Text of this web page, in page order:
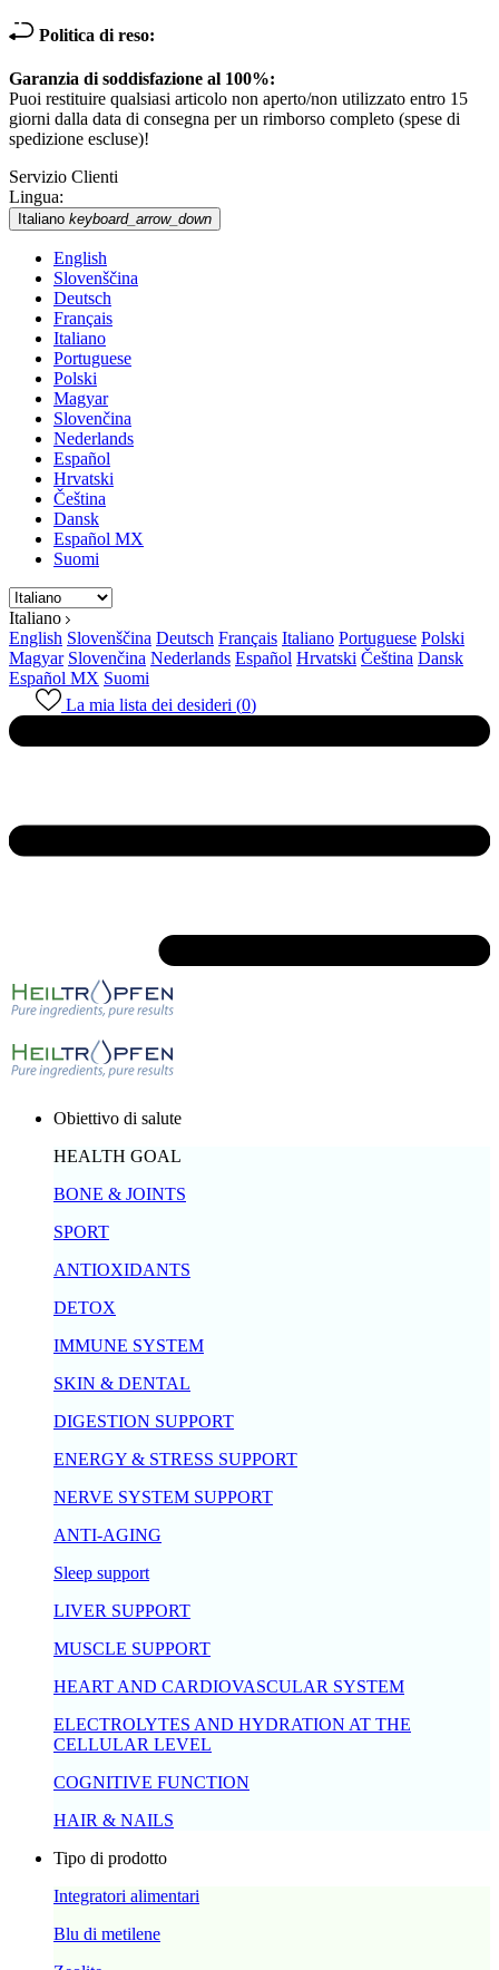
Politica di reso:
Garanzia di soddisfazione al 100%:
Puoi restituire qualsiasi articolo non aperto/non utilizzato entro 15
giorni dalla data di consegna per un rimborso completo (spese di
spedizione escluse)!
Servizio Clienti
Lingua:
Italiano keyboard_arrow_down
English
Slovenščina
Deutsch
Français
Italiano
Portuguese
Polski
Magyar
Slovenčina
Nederlands
Español
Hrvatski
Čeština
Dansk
Español MX
Suomi
Italiano
English Slovenščina Deutsch Français Italiano Portuguese Polski
Magyar Slovenčina Nederlands Español Hrvatski Čeština Dansk
Español MX Suomi
La mia lista dei desideri (0)
Obiettivo di salute
HEALTH GOAL
BONE & JOINTS
SPORT
ANTIOXIDANTS
DETOX
IMMUNE SYSTEM
SKIN & DENTAL
DIGESTION SUPPORT
ENERGY & STRESS SUPPORT
NERVE SYSTEM SUPPORT
ANTI-AGING
Sleep support
LIVER SUPPORT
MUSCLE SUPPORT
HEART AND CARDIOVASCULAR SYSTEM
ELECTROLYTES AND HYDRATION AT THE
CELLULAR LEVEL
COGNITIVE FUNCTION
HAIR & NAILS
Tipo di prodotto
Integratori alimentari
Blu di metilene